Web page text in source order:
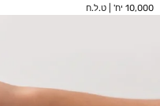
10,000 יח' | ט.ל.ח